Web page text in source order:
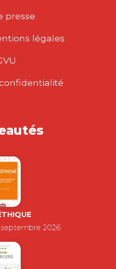
presse
légales
2026